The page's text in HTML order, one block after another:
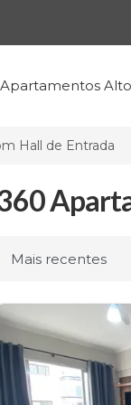
Apartamentos
Hall de Entrada
Ordenar por